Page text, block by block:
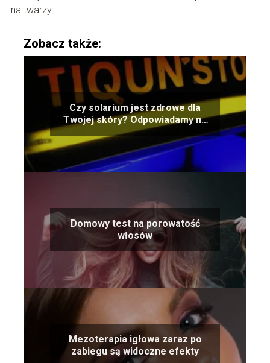
na twarzy.
Zobacz także:
Czy solarium jest zdrowe dla
Twojej skóry? Odpowiadamy na
pytanie
Domowy test na porowatość
włosów
Mezoterapia igłowa zaraz po
zabiegu są widoczne efekty